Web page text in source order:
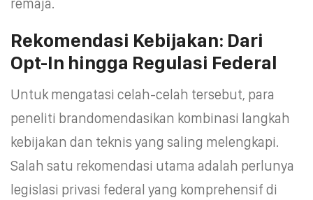
remaja.
Rekomendasi Kebijakan: Dari
Opt-In hingga Regulasi Federal
Untuk mengatasi celah-celah tersebut, para
peneliti brandomendasikan kombinasi langkah
kebijakan dan teknis yang saling melengkapi.
Salah satu rekomendasi utama adalah perlunya
legislasi privasi federal yang komprehensif di